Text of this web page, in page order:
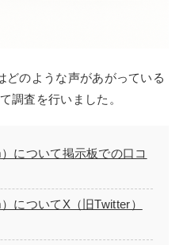
どのような声があがっている
調査を行いました。
について掲示板での口コ
についてX（旧Twitter）